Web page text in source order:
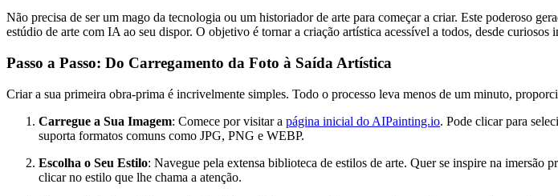
Não precisa de ser um mago da tecnologia ou um historiador de arte para começar a criar. Este poderoso
estúdio de arte com IA ao seu dispor. O objetivo é tornar a criação artística acessível a todos, desde curiosos
Passo a Passo: Do Carregamento da Foto à Saída Artística
Criar a sua primeira obra-prima é incrivelmente simples. Todo o processo leva menos de um minuto,
Carregue a Sua Imagem: Comece por visitar a página inicial do AIPainting.io. Pode clicar para
suporta formatos comuns como JPG, PNG e WEBP.
Escolha o Seu Estilo: Navegue pela extensa biblioteca de estilos de arte. Quer se inspire na
clicar no estilo que lhe chama a atenção.